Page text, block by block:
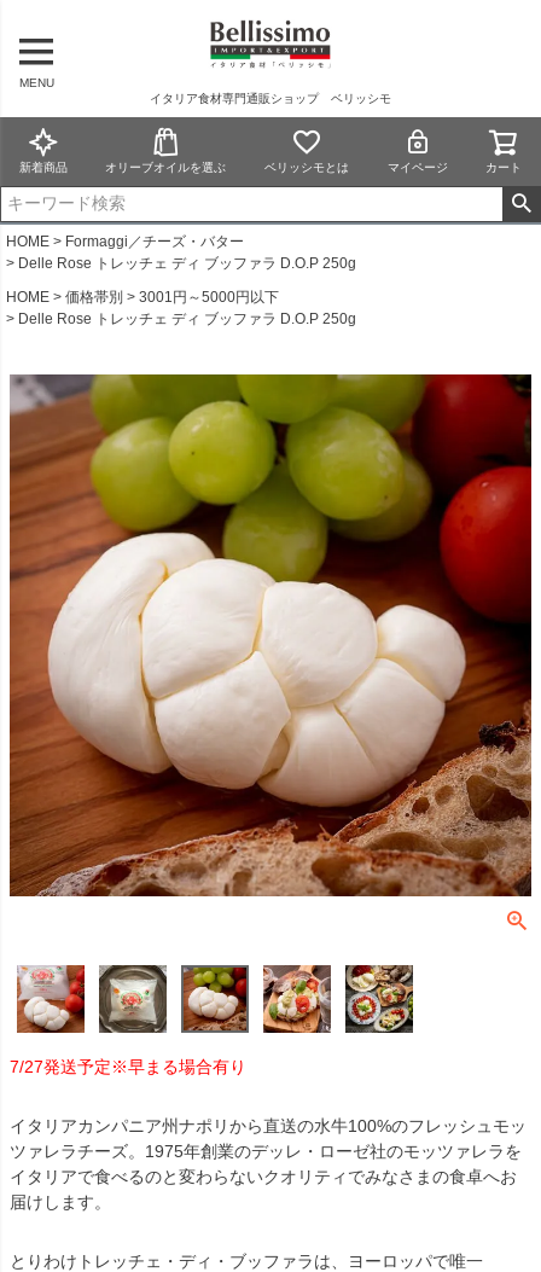
MENU
イタリア食材専門通販ショップ ベリッシモ
新着商品 オリーブオイルを選ぶ ベリッシモとは マイページ カート
HOME
Formaggi／チーズ・バター
Delle Rose トレッチェ ディ ブッファラ D.O.P 250g
HOME
価格帯別
3001円～5000円以下
Delle Rose トレッチェ ディ ブッファラ D.O.P 250g
7/27発送予定※早まる場合有り
イタリアカンパニア州ナポリから直送の水牛100%のフレッシュモッ
ツァレラチーズ。1975年創業のデッレ・ローゼ社のモッツァレラを
イタリアで食べるのと変わらないクオリティでみなさまの食卓へお
届けします。
とりわけトレッチェ・ディ・ブッファラは、ヨーロッパで唯一